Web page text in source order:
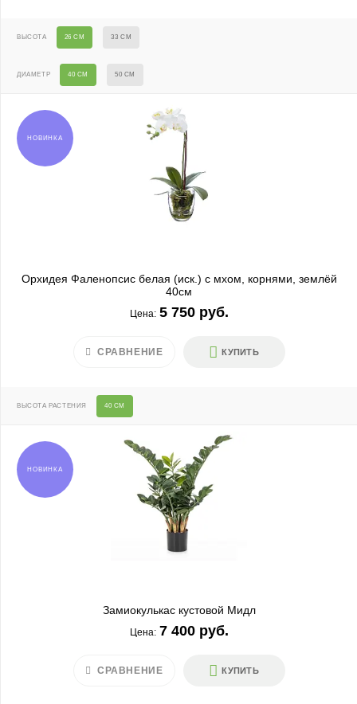
ВЫСОТА 26 СМ 33 СМ
ДИАМЕТР 40 СМ 50 СМ
НОВИНКА
Орхидея Фаленопсис белая (иск.) с мхом, корнями, землёй
40см
Цена: 5 750 руб.
КУПИТЬ
СРАВНЕНИЕ
ВЫСОТА РАСТЕНИЯ 40 СМ
НОВИНКА
Замиокулькас кустовой Мидл
Цена: 7 400 руб.
КУПИТЬ
СРАВНЕНИЕ